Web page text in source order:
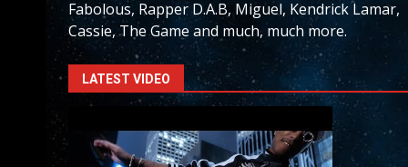
Fabolous, Rapper D.A.B, Miguel, Kendrick Lamar,
Cassie, The Game and much, much more.
LATEST VIDEO